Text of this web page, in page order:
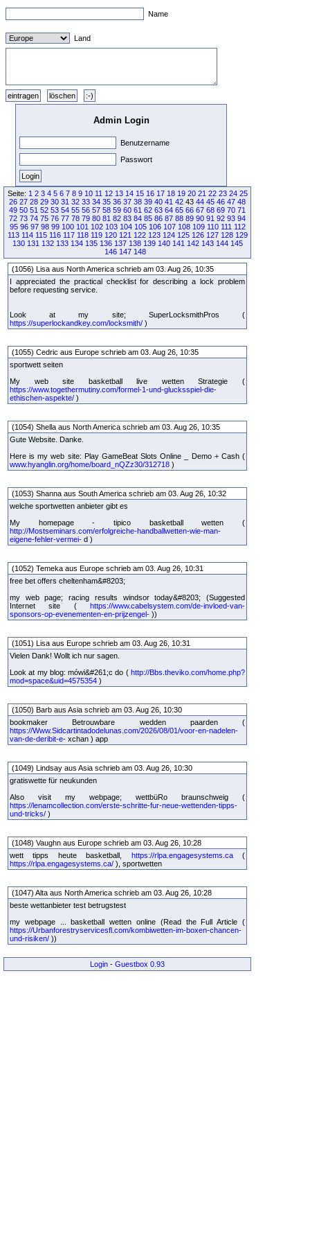
Name
Land
Admin Login
Benutzername
Passwort
Seite: 1 2 3 4 5 6 7 8 9 10 11 12 13 14 15 16 17 18 19 20 21 22 23 24 25
26 27 28 29 30 31 32 33 34 35 36 37 38 39 40 41 42 43 44 45 46 47 48
49 50 51 52 53 54 55 56 57 58 59 60 61 62 63 64 65 66 67 68 69 70 71
72 73 74 75 76 77 78 79 80 81 82 83 84 85 86 87 88 89 90 91 92 93 94
95 96 97 98 99 100 101 102 103 104 105 106 107 108 109 110 111 112
113 114 115 116 117 118 119 120 121 122 123 124 125 126 127 128 129
130 131 132 133 134 135 136 137 138 139 140 141 142 143 144 145
146 147 148
(1056) Lisa aus North America schrieb am 03. Aug 26, 10:35
I appreciated the practical checklist for describing a lock problem
before requesting service.
Look at my site; SuperLocksmithPros (
https://superlockandkey.com/locksmith/ )
(1055) Cedric aus Europe schrieb am 03. Aug 26, 10:35
sportwett seiten
My web site basketball live wetten Strategie (
https://www.togethermutiny.com/formel-1-und-glucksspiel-die-
ethischen-aspekte/ )
(1054) Shella aus North America schrieb am 03. Aug 26, 10:35
Gute Website. Danke.
Here is my web site: Play GameBeat Slots Online _ Demo + Cash (
www.hyanglin.org/home/board_nQZz30/312718 )
(1053) Shanna aus South America schrieb am 03. Aug 26, 10:32
welche sportwetten anbieter gibt es
My homepage - tipico basketball wetten (
http://Mostseminars.com/erfolgreiche-handballwetten-wie-man-
eigene-fehler-vermei- d )
(1052) Temeka aus Europe schrieb am 03. Aug 26, 10:31
free bet offers cheltenham&#8203;
my web page; racing results windsor today&#8203; (Suggested
Internet site ( https://www.cabelsystem.com/de-invloed-van-
sponsors-op-evenementen-en-prijzengel- ))
(1051) Lisa aus Europe schrieb am 03. Aug 26, 10:31
Vielen Dank! Wollt ich nur sagen.
Look at my blog: mówi&#261;c do ( http://Bbs.theviko.com/home.php?
mod=space&uid=4575354 )
(1050) Barb aus Asia schrieb am 03. Aug 26, 10:30
bookmaker Betrouwbare wedden paarden (
https://Www.Sidcartintadodelunas.com/2026/08/01/voor-en-nadelen-
van-de-deribit-e- xchan ) app
(1049) Lindsay aus Asia schrieb am 03. Aug 26, 10:30
gratiswette für neukunden
Also visit my webpage; wettbüRo braunschweig (
https://lenamcollection.com/erste-schritte-fur-neue-wettenden-tipps-
und-tricks/ )
(1048) Vaughn aus Europe schrieb am 03. Aug 26, 10:28
wett tipps heute basketball, https://rlpa.engagesystems.ca(
https://rlpa.engagesystems.ca/ ), sportwetten
(1047) Alta aus North America schrieb am 03. Aug 26, 10:28
beste wettanbieter test betrugstest
my webpage ... basketball wetten online (Read the Full Article (
https://Urbanforestryservicesfl.com/kombiwetten-im-boxen-chancen-
und-risiken/ ))
Login - Guestbox 0.93